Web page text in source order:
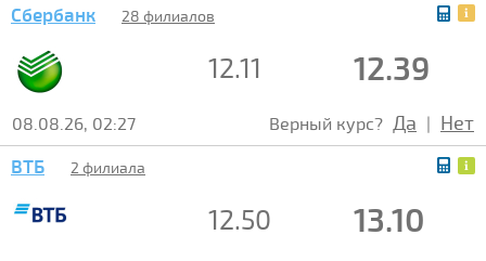
Сбербанк 28 филиалов
12.11 12.39
08.08.26, 02:27 Верный курс? Да | Нет
ВТБ 2 филиала
12.50 13.10